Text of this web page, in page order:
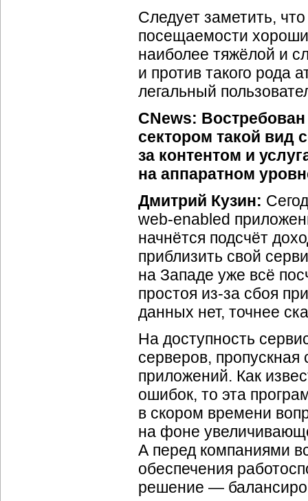
Следует заметить,
посещаемости
наиболее тяжёлой и
и против такого рода
легальный
CNews:
сектором такой вид
за контентом и
на аппаратном
Дмитрий Кузин:
web-enabled
начнётся подсчёт
приблизить свой
на Западе уже всё
простоя из-за сбоя
данных нет, точнее
На доступность
серверов, пропускная
приложений. Как
ошибок, то эта
в скором времени
на фоне
А перед компаниями
обеспечения
решение —